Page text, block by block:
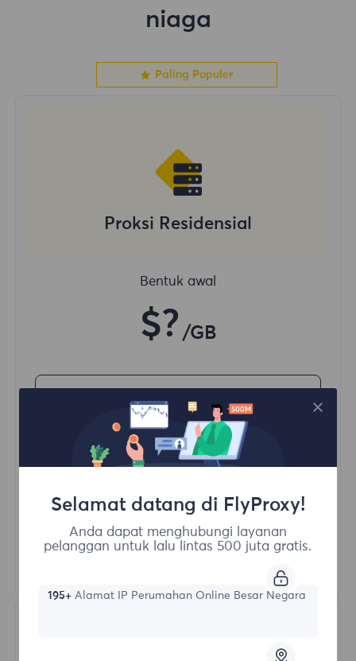
niaga
Paling Populer
Proksi Residensial
Bentuk awal
$? /GB
Beli Sekarang
Akses konten dari berbagai wilayah
Rotasi Proxy Otomatis
HTTP(S)/SOCKS5
Selamat datang di FlyProxy!
Anda dapat menghubungi layanan
pelanggan untuk lalu lintas 500 juta gratis.
195+Alamat IP Perumahan Online Besar Negara